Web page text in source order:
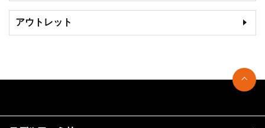
アウトレット